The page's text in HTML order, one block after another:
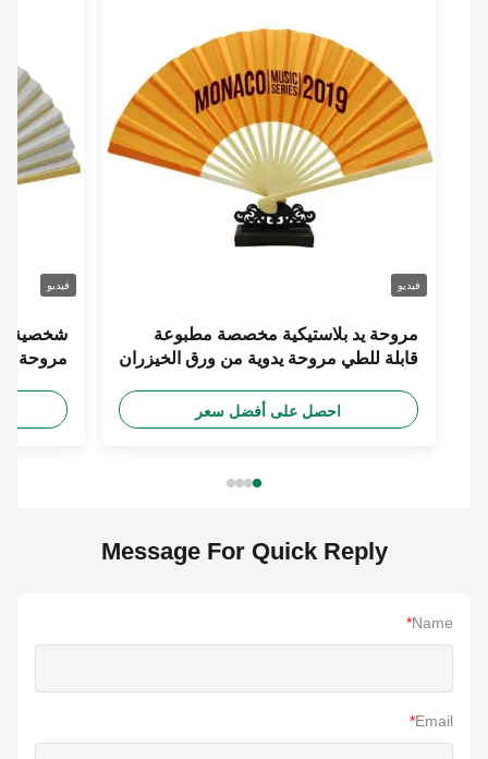
مروحة يد بلاستيكية مخصصة مطبوعة
قابلة للطي مروحة يدوية من ورق الخيزران
احصل على أفضل سعر
شخصية
مروحة يد
Message For Quick Reply
Name
*
Email
*